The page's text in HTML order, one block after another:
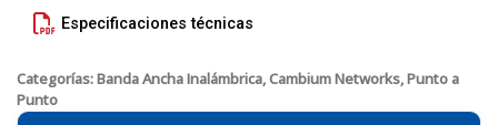
Especificaciones técnicas
Categorías:Banda Ancha Inalámbrica,Cambium Networks,Punto a
Punto